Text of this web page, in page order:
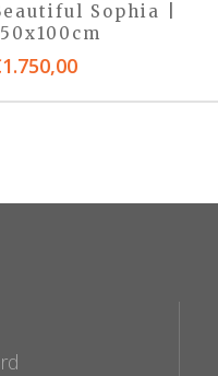
Sophia |
1.750,00